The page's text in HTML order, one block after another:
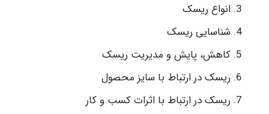
انواع ریسک
شناسایی ریسک
کاهش، پایش و مدیریت ریسک
ریسک در ارتباط با سایز محصول
ریسک در ارتباط با اثرات کسب و کار